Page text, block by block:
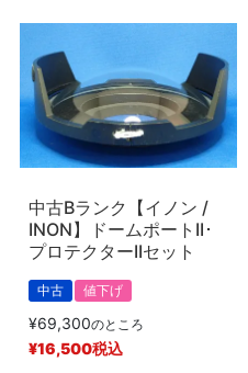
中古Bランク【イノン /
INON】ドームポートII･
プロテクターIIセット
中古 値下げ
¥69,300のところ
¥16,500税込